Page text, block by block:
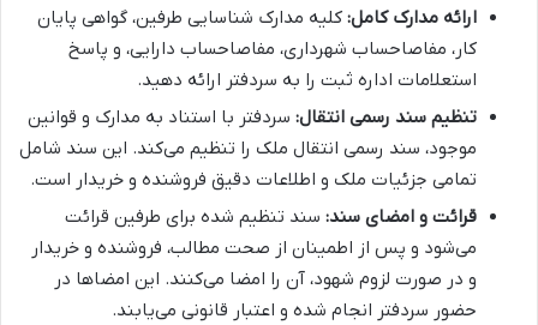
ارائه مدارک کامل: کلیه مدارک شناسایی طرفین، گواهی پایان
کار، مفاصاحساب شهرداری، مفاصاحساب دارایی، و پاسخ
استعلامات اداره ثبت را به سردفتر ارائه دهید.
تنظیم سند رسمی انتقال: سردفتر با استناد به مدارک و قوانین
موجود، سند رسمی انتقال ملک را تنظیم می‌کند. این سند شامل
تمامی جزئیات ملک و اطلاعات دقیق فروشنده و خریدار است.
قرائت و امضای سند: سند تنظیم شده برای طرفین قرائت
می‌شود و پس از اطمینان از صحت مطالب، فروشنده و خریدار
و در صورت لزوم شهود، آن را امضا می‌کنند. این امضاها در
حضور سردفتر انجام شده و اعتبار قانونی می‌یابند.